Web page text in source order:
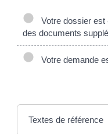
Votre dossier
des documents
Votre demande
Textes de référence